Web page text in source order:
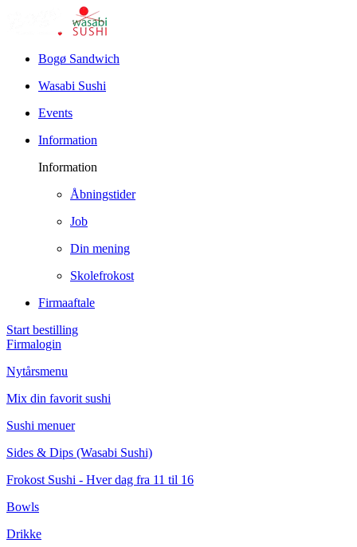
Bogø Sandwich
Wasabi Sushi
Events
Information
Information
Åbningstider
Job
Din mening
Skolefrokost
Firmaaftale
Start bestilling
Firmalogin
Nytårsmenu
Mix din favorit sushi
Sushi menuer
Sides & Dips (Wasabi Sushi)
Frokost Sushi - Hver dag fra 11 til 16
Bowls
Drikke